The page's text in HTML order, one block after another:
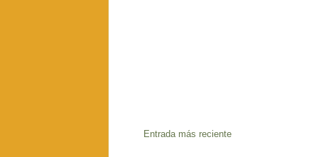
Entrada más reciente